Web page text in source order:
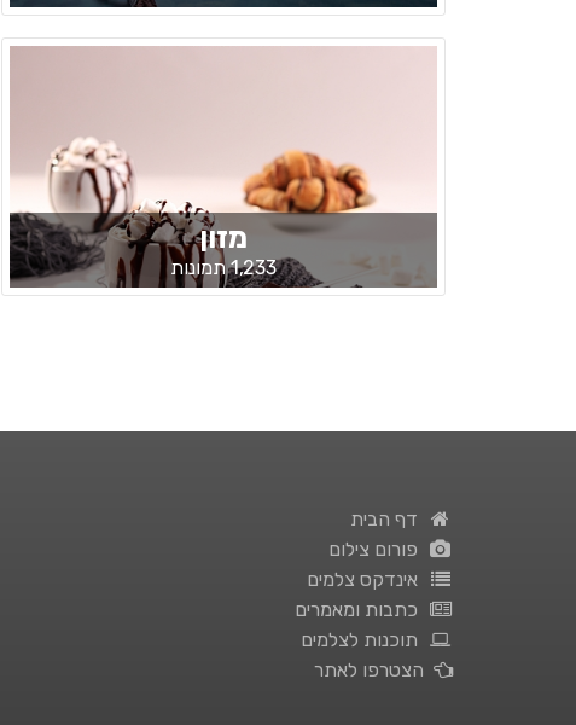
מזון
1,233 תמונות
דף הבית
פורום צילום
אינדקס צלמים
כתבות ומאמרים
תוכנות לצלמים
הצטרפו לאתר